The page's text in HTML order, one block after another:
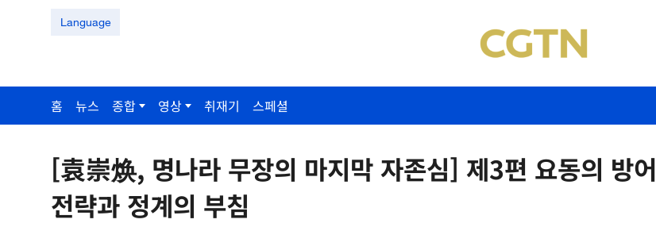
Language
홈 뉴스 종합 영상 취재기 스페셜
[袁崇焕, 명나라 무장의 마지막 자존심] 제3편 요동의 방어
전략과 정계의 부침